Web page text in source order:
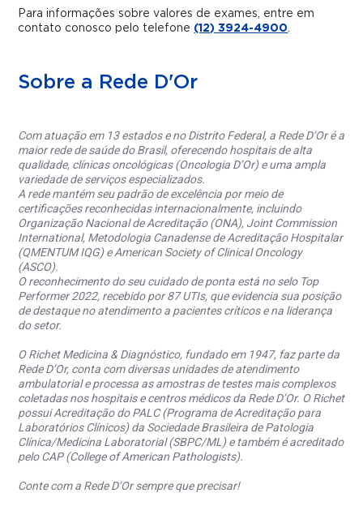
Para informações sobre valores de exames, entre em
contato conosco pelo telefone (12) 3924-4900.
Sobre a Rede D'Or
Com atuação em 13 estados e no Distrito Federal, a Rede D’Or é a
maior rede de saúde do Brasil, oferecendo hospitais de alta
qualidade, clínicas oncológicas (Oncologia D’Or) e uma ampla
variedade de serviços especializados.
A rede mantém seu padrão de excelência por meio de
certificações reconhecidas internacionalmente, incluindo
Organização Nacional de Acreditação (ONA), Joint Commission
International, Metodologia Canadense de Acreditação Hospitalar
(QMENTUM IQG) e American Society of Clinical Oncology
(ASCO).
O reconhecimento do seu cuidado de ponta está no selo Top
Performer 2022, recebido por 87 UTIs, que evidencia sua posição
de destaque no atendimento a pacientes críticos e na liderança
do setor.
O Richet Medicina & Diagnóstico, fundado em 1947, faz parte da
Rede D’Or, conta com diversas unidades de atendimento
ambulatorial e processa as amostras de testes mais complexos
coletadas nos hospitais e centros médicos da Rede D’Or. O Richet
possui Acreditação do PALC (Programa de Acreditação para
Laboratórios Clínicos) da Sociedade Brasileira de Patologia
Clínica/Medicina Laboratorial (SBPC/ML) e também é acreditado
pelo CAP (College of American Pathologists).
Conte com a Rede D’Or sempre que precisar!